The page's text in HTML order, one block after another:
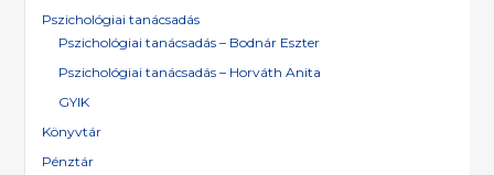
Pszichológiai tanácsadás
Pszichológiai tanácsadás – Bodnár Eszter
Pszichológiai tanácsadás – Horváth Anita
GYIK
Könyvtár
Pénztár